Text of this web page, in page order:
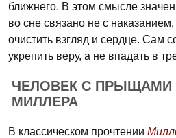
ближнего. В этом смысле
во сне связано не с
очистить взгляд и сердце. Сам
укрепить веру, а не впадать в
ЧЕЛОВЕК С ПРЫЩАМИ
МИЛЛЕРА
В классическом прочтении